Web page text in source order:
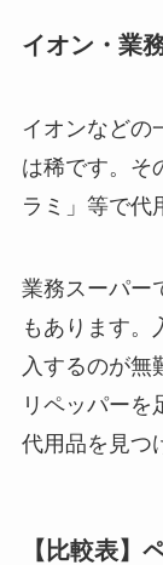
イオン・業
イオンなどの
は稀です。そ
ラミ」等で代
業務スーパー
もあります。
入するのが無
リペッパーを
代用品を見つ
【比較表】